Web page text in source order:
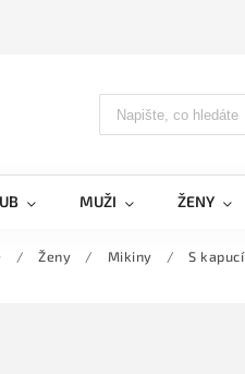
MUŽI ŽENY
/ Ženy / Mikiny / S kapucí